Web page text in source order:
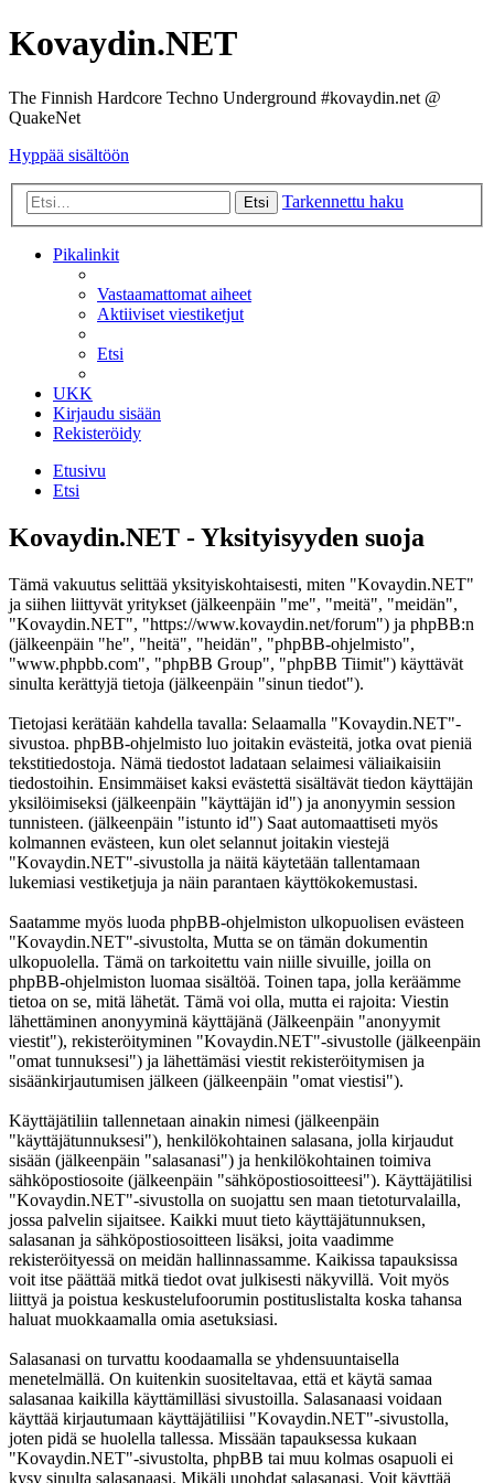
Kovaydin.NET
The Finnish Hardcore Techno Underground #kovaydin.net @
QuakeNet
Hyppää sisältöön
Etsi Tarkennettu haku
Pikalinkit
Vastaamattomat aiheet
Aktiiviset viestiketjut
Etsi
UKK
Kirjaudu sisään
Rekisteröidy
Etusivu
Etsi
Kovaydin.NET - Yksityisyyden suoja
Tämä vakuutus selittää yksityiskohtaisesti, miten "Kovaydin.NET"
ja siihen liittyvät yritykset (jälkeenpäin "me", "meitä", "meidän",
"Kovaydin.NET", "https://www.kovaydin.net/forum") ja phpBB:n
(jälkeenpäin "he", "heitä", "heidän", "phpBB-ohjelmisto",
"www.phpbb.com", "phpBB Group", "phpBB Tiimit") käyttävät
sinulta kerättyjä tietoja (jälkeenpäin "sinun tiedot").
Tietojasi kerätään kahdella tavalla: Selaamalla "Kovaydin.NET"-
sivustoa. phpBB-ohjelmisto luo joitakin evästeitä, jotka ovat pieniä
tekstitiedostoja. Nämä tiedostot ladataan selaimesi väliaikaisiin
tiedostoihin. Ensimmäiset kaksi evästettä sisältävät tiedon käyttäjän
yksilöimiseksi (jälkeenpäin "käyttäjän id") ja anonyymin session
tunnisteen. (jälkeenpäin "istunto id") Saat automaattiseti myös
kolmannen evästeen, kun olet selannut joitakin viestejä
"Kovaydin.NET"-sivustolla ja näitä käytetään tallentamaan
lukemiasi vestiketjuja ja näin parantaen käyttökokemustasi.
Saatamme myös luoda phpBB-ohjelmiston ulkopuolisen evästeen
"Kovaydin.NET"-sivustolta, Mutta se on tämän dokumentin
ulkopuolella. Tämä on tarkoitettu vain niille sivuille, joilla on
phpBB-ohjelmiston luomaa sisältöä. Toinen tapa, jolla keräämme
tietoa on se, mitä lähetät. Tämä voi olla, mutta ei rajoita: Viestin
lähettäminen anonyyminä käyttäjänä (Jälkeenpäin "anonyymit
viestit"), rekisteröityminen "Kovaydin.NET"-sivustolle (jälkeenpäin
"omat tunnuksesi") ja lähettämäsi viestit rekisteröitymisen ja
sisäänkirjautumisen jälkeen (jälkeenpäin "omat viestisi").
Käyttäjätiliin tallennetaan ainakin nimesi (jälkeenpäin
"käyttäjätunnuksesi"), henkilökohtainen salasana, jolla kirjaudut
sisään (jälkeenpäin "salasanasi") ja henkilökohtainen toimiva
sähköpostiosoite (jälkeenpäin "sähköpostiosoitteesi"). Käyttäjätilisi
"Kovaydin.NET"-sivustolla on suojattu sen maan tietoturvalailla,
jossa palvelin sijaitsee. Kaikki muut tieto käyttäjätunnuksen,
salasanan ja sähköpostiosoitteen lisäksi, joita vaadimme
rekisteröityessä on meidän hallinnassamme. Kaikissa tapauksissa
voit itse päättää mitkä tiedot ovat julkisesti näkyvillä. Voit myös
liittyä ja poistua keskustelufoorumin postituslistalta koska tahansa
haluat muokkaamalla omia asetuksiasi.
Salasanasi on turvattu koodaamalla se yhdensuuntaisella
menetelmällä. On kuitenkin suositeltavaa, että et käytä samaa
salasanaa kaikilla käyttämilläsi sivustoilla. Salasanaasi voidaan
käyttää kirjautumaan käyttäjätiliisi "Kovaydin.NET"-sivustolla,
joten pidä se huolella tallessa. Missään tapauksessa kukaan
"Kovaydin.NET"-sivustolta, phpBB tai muu kolmas osapuoli ei
kysy sinulta salasanaasi. Mikäli unohdat salasanasi. Voit käyttää